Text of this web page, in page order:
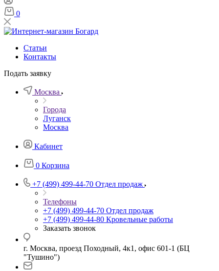
0
Статьи
Контакты
Подать заявку
Москва
Города
Луганск
Москва
Кабинет
0 Корзина
+7 (499) 499-44-70 Отдел продаж
Телефоны
+7 (499) 499-44-70 Отдел продаж
+7 (499) 499-44-80 Кровельные работы
Заказать звонок
г. Москва, проезд Походный, 4к1, офис 601-1 (БЦ
"Тушино")